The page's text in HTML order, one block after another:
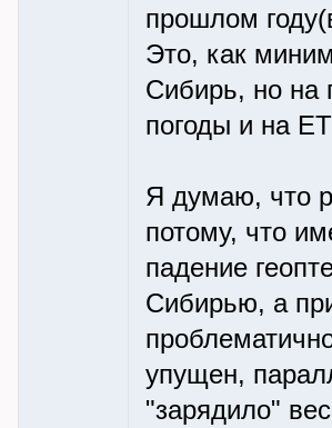
прошлом
Это, как
Сибирь, но на
погоды и на
Я думаю, что
потому, что
падение
Сибирью, а
упущен,
"зарядило"